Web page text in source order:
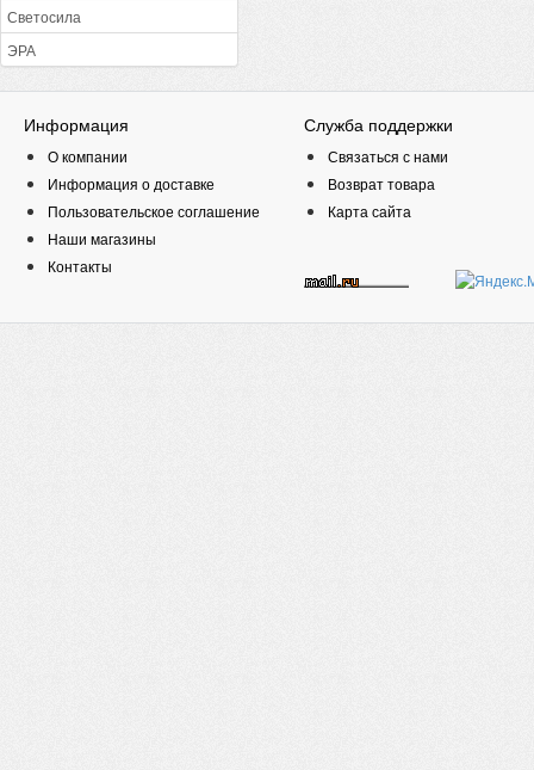
Светосила
ЭРА
Информация
О компании
Информация о доставке
Пользовательское соглашение
Наши магазины
Контакты
Служба поддержки
Связаться с нами
Возврат товара
Карта сайта